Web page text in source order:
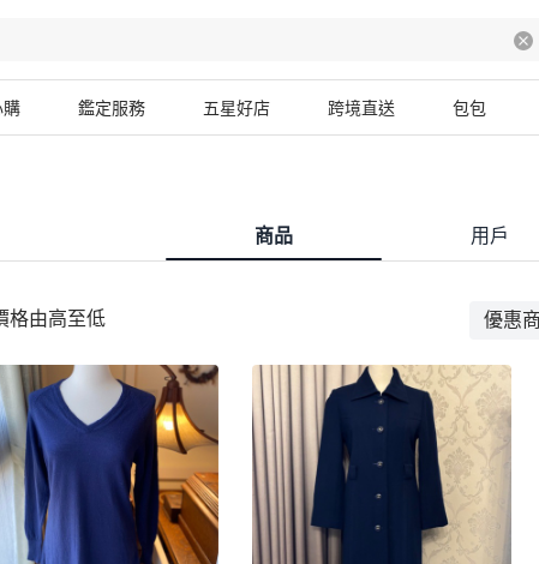
購 鑑定服務 五星好店 跨境直送 包包
商品 用戶
格由高至低 優惠